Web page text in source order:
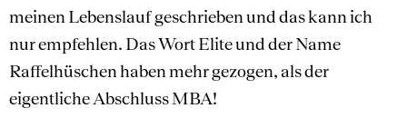
meinen Lebenslauf geschrieben und das kann ich
nur empfehlen. Das Wort Elite und der Name
Raffelhüschen haben mehr gezogen, als der
eigentliche Abschluss MBA!